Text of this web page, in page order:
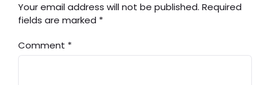
Your email address will not be published. Required
fields are marked *
Comment *